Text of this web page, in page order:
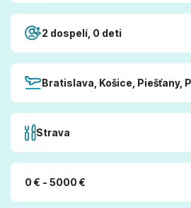
2 dospelí, 0 deti
Bratislava, Košice, Piešťany,
Strava
0 € - 5000 €